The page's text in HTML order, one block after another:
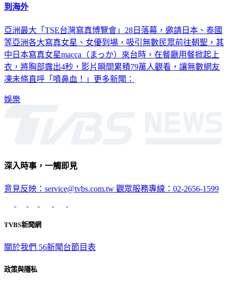
到海外
亞洲最大「TSE台灣寫真博覽會」28日落幕，邀請日本、泰國
等亞洲各大寫真女星、女優到場，吸引無數民眾前往朝聖，其
中日本寫真女星macca（まっか）來台時，在餐廳用餐掀起上
衣，將胸部露出4秒，影片瞬間累積79萬人觀看，讓無數網友
凍未條直呼「噴鼻血！」更多新聞：
娛樂
深入時事，一觸即見
意見反映：service@tvbs.com.tw 觀眾服務專線：02-2656-1599
TVBS新聞網
關於我們 56新聞台節目表
政策與隱私